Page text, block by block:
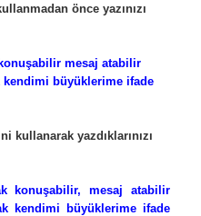
önce yazınızı
mesaj atabilir
büyüklerime ifade
kullanarak yazdıklarınızı
konuşabilir, mesaj atabilir
kendimi büyüklerime ifade